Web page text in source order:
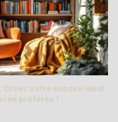
votre espace idéal
préférés !